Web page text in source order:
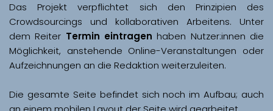
Das Projekt verpflichtet sich den Prinzipien des
Crowdsourcings und kollaborativen Arbeitens. Unter
dem Reiter Termin eintragen haben Nutzer:innen die
Möglichkeit, anstehende Online-Veranstaltungen oder
Aufzeichnungen an die Redaktion weiterzuleiten.
Die gesamte Seite befindet sich noch im Aufbau; auch